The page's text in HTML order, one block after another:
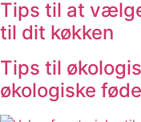
Tips til at
til dit køkken
Tips til
økologiske